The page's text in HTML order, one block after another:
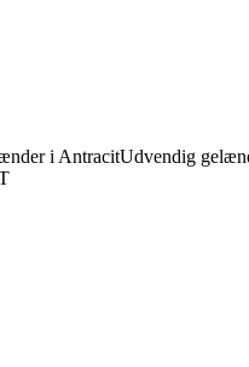
i AntracitUdvendig